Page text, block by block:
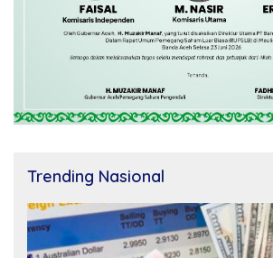
Trending Nasional